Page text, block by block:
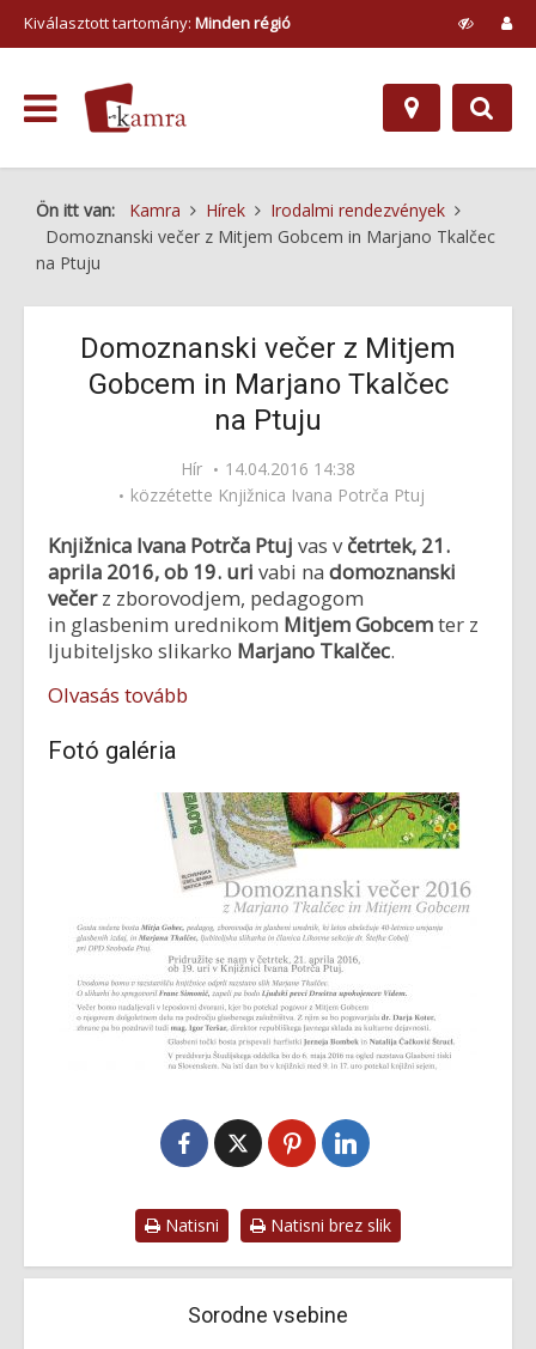
Kiválasztott tartomány: Minden régió
Ön itt van: Kamra Hírek
Irodalmi rendezvények
Domoznanski večer z Mitjem Gobcem in Marjano Tkalčec
na Ptuju
Domoznanski večer z Mitjem
Gobcem in Marjano Tkalčec
na Ptuju
Hír
14.04.2016 14:38
közzétette Knjižnica Ivana Potrča Ptuj
Knjižnica Ivana Potrča Ptuj vas včetrtek, 21.
aprila 2016, ob 19. uri vabi na domoznanski
večerz zborovodjem, pedagogom
in glasbenim urednikom Mitjem Gobcemter z
ljubiteljsko slikarko Marjano Tkalčec.
Olvasás tovább
Fotó galéria
Natisni Natisni brez slik
Sorodne vsebine